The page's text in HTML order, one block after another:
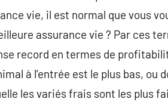
vie, il est normal que vous
assurance vie ? Par ces
record en termes de
à l’entrée est le plus bas, ou
les variés frais sont les plus